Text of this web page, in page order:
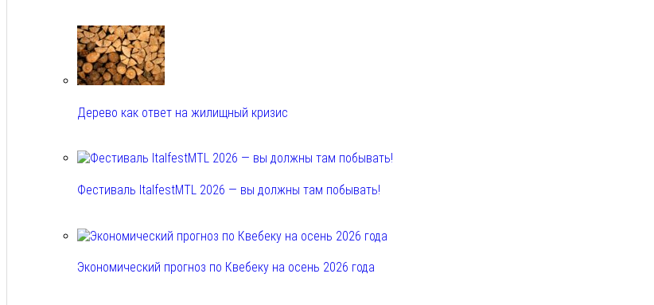
Дерево как ответ на жилищный кризис
Фестиваль ItalfestMTL 2026 — вы должны там побывать!
Экономический прогноз по Квебеку на осень 2026 года